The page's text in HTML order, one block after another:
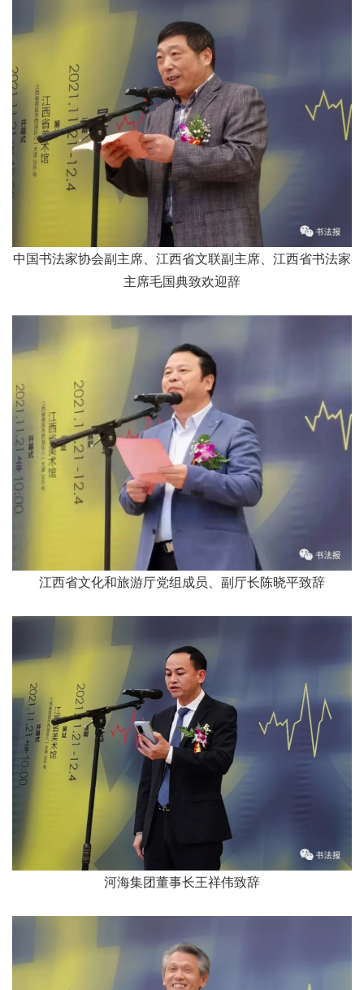
中国书法家协会副主席、 江西省文联副主席、 江西省书法家
主席毛国典致欢迎辞
江西省文化和旅游厅党组成员、 副厅长陈晓平致辞
河海集团董事长王祥伟致辞